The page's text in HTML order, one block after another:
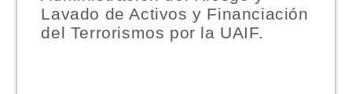
Lavado de Activos y Financiación
del Terrorismos por la UAIF.